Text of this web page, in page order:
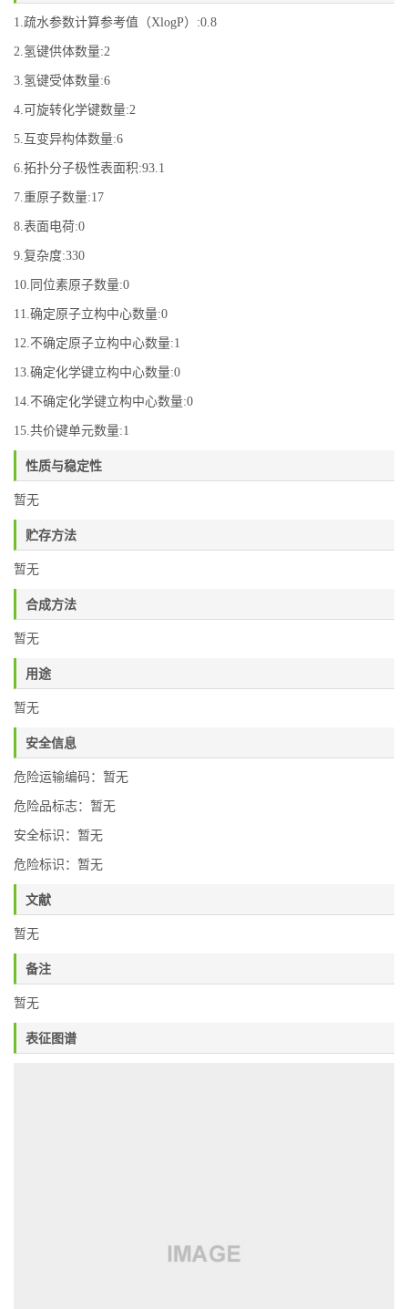
1.疏水参数计算参考值（XlogP）:0.8
2.氢键供体数量:2
3.氢键受体数量:6
4.可旋转化学键数量:2
5.互变异构体数量:6
6.拓扑分子极性表面积:93.1
7.重原子数量:17
8.表面电荷:0
9.复杂度:330
10.同位素原子数量:0
11.确定原子立构中心数量:0
12.不确定原子立构中心数量:1
13.确定化学键立构中心数量:0
14.不确定化学键立构中心数量:0
15.共价键单元数量:1
性质与稳定性
暂无
贮存方法
暂无
合成方法
暂无
用途
暂无
安全信息
危险运输编码：暂无
危险品标志：暂无
安全标识：暂无
危险标识：暂无
文献
暂无
备注
暂无
表征图谱